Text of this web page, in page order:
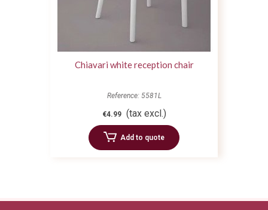
Chiavari white reception chair
Reference: 5581L
€4.99 (tax excl.)
Add to quote